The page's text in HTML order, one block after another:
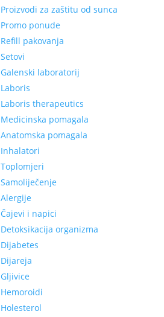
Proizvodi za zaštitu od sunca
Promo ponude
Refill pakovanja
Setovi
Galenski laboratorij
Laboris
Laboris therapeutics
Medicinska pomagala
Anatomska pomagala
Inhalatori
Toplomjeri
Samoliječenje
Alergije
Čajevi i napici
Detoksikacija organizma
Dijabetes
Dijareja
Gljivice
Hemoroidi
Holesterol